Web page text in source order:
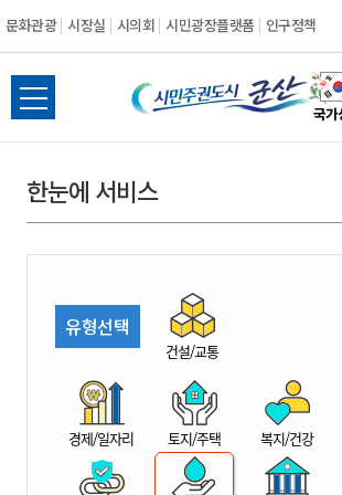
문화관광 시장실 시의회 시민광장플랫폼 인구정책
시
민
권
시
산
전
체
뉴
열
한눈에 서비스
유형선택
건설/교통
경제/일자리 토지/주택 복지/건강